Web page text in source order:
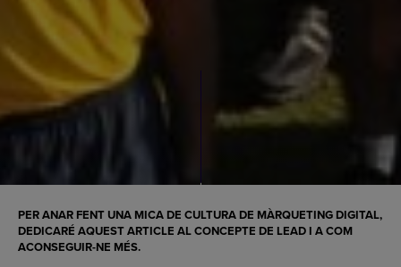
PER ANAR FENT UNA MICA DE CULTURA DE MÀRQUETING DIGITAL,
DEDICARÉ AQUEST ARTICLE AL CONCEPTE DE LEAD I A COM
ACONSEGUIR-NE MÉS.